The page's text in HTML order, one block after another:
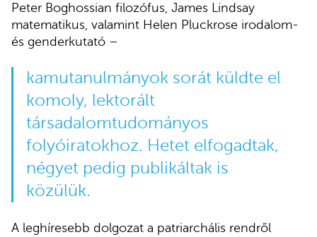
Peter Boghossian filozófus, James Lindsay
matematikus, valamint Helen Pluckrose irodalom-
és genderkutató –
kamutanulmányok sorát küldte el
komoly, lektorált
társadalomtudományos
folyóiratokhoz. Hetet elfogadtak,
négyet pedig publikáltak is
közülük.
A leghíresebb dolgozat a patriarchális rendről